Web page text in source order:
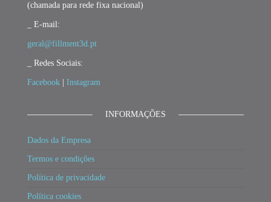
(chamada para rede fixa nacional)
_ E-mail:
geral@fillment3d.pt
_ Redes Sociais:
Facebook Instagram
INFORMAÇÕES
Dados da Empresa
Termos e condições
Política de privacidade
Política cookies